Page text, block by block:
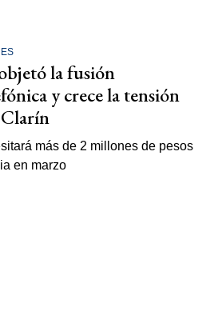
la fusión
y crece la tensión